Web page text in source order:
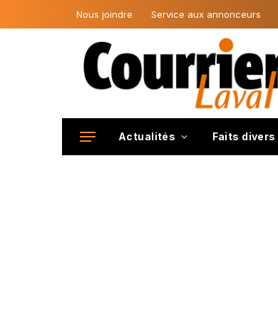
Nous joindre Service aux annonceurs
Actualités Faits divers